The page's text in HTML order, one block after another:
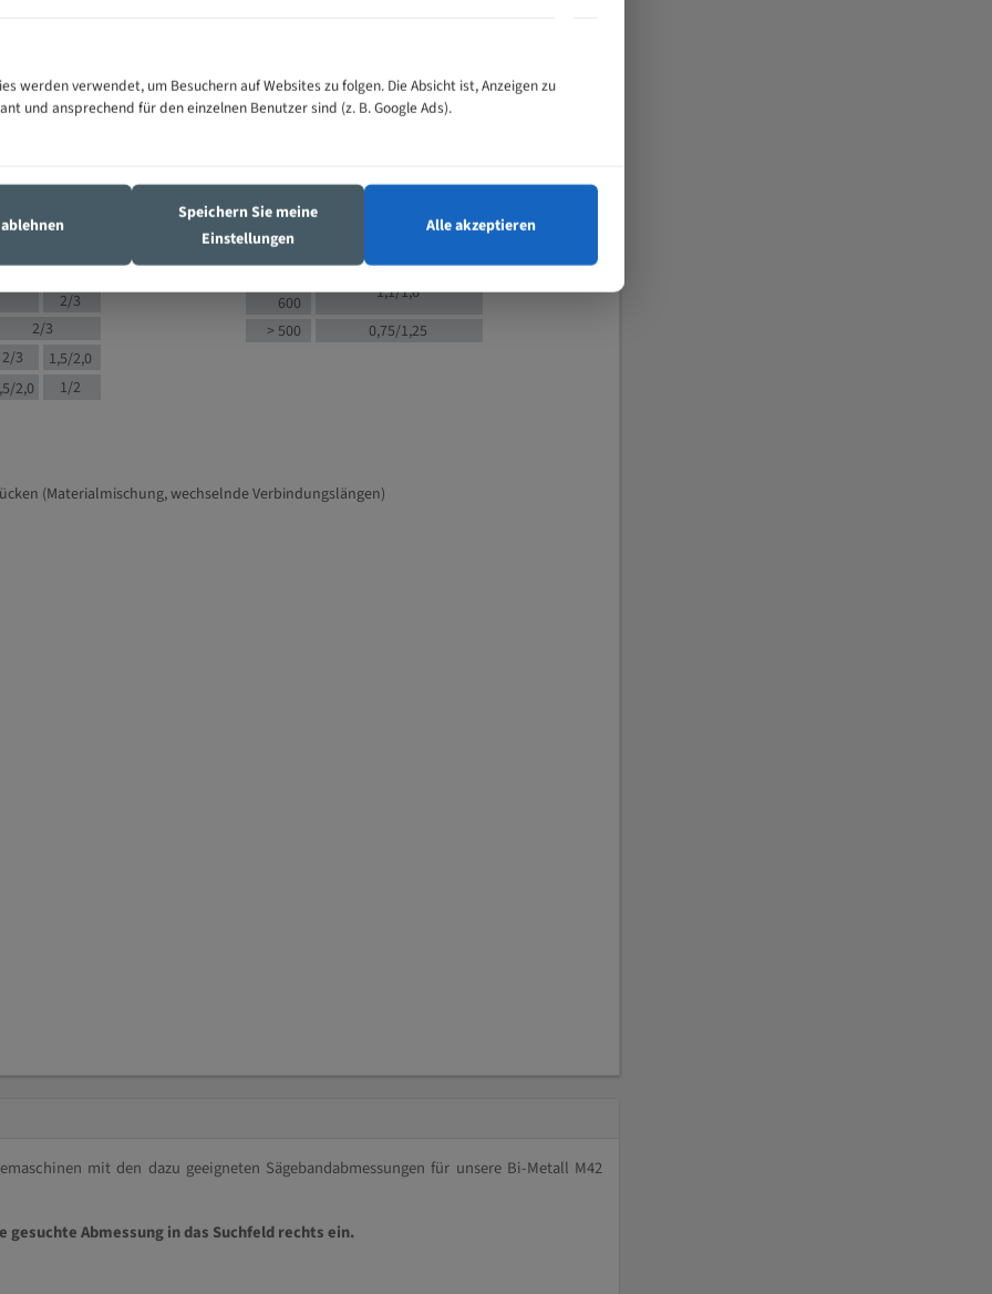
4/6
4/6
4/5
4/5
2/3
2/3
2/3
1,5/2,0
2,0 1/2
35 - 70
5/8
130 -
350
150 -
600
1,1/1,6
> 500
0,75/1,25
(Materialmischung, wechselnde Verbindungslängen)
mit den dazu geeigneten Sägebandabmessungen für unsere Bi-Metall M42
Abmessung in das Suchfeld rechts ein.
werden verwendet, um Besuchern auf Websites zu folgen. Die Absicht ist, Anzeigen zu
und ansprechend für den einzelnen Benutzer sind (z. B. Google Ads).
Speichern Sie meine
Einstellungen
Alle akzeptieren